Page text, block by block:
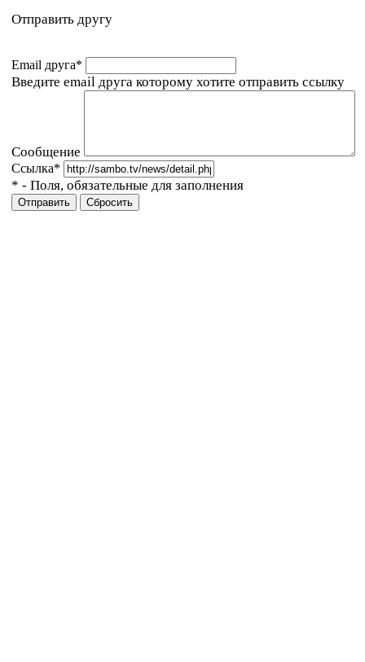
Отправить другу
Email друга*
Введите email друга которому хотите отправить ссылку
Сообщение
Ссылка*
* - Поля, обязательные для заполнения